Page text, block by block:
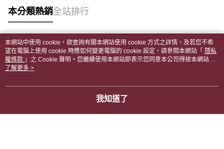
本分類熱銷全站排行
熱門標籤
本網站中使用 cookie，欲查詢有關本網站使用 cookie 方式之詳情，及若您不希
望在電腦上使用 cookie 時應如何變更電腦的 cookie 設定，請參閱本網站「 隱私
權條款 」之 Cookie 聲明。您繼續使用本網站即表示您同意本公司得按本網站使
用條款之 Cookie 聲明使用 cookie。
了解更多 >
我知道了